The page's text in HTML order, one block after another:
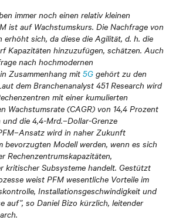
immer noch einen relativ kleinen
ist auf Wachstumskurs. Die Nachfrage von
erhöht sich, da diese die Agilität, d. h. die
Kapazitäten hinzuzufügen, schätzen. Auch
nach hochmodernen
Zusammenhang mit 5G gehört zu den
dem Branchenanalyst 451 Research wird
mit einer kumulierten
Wachstumsrate (CAGR) von 14,4 Prozent
und die 4,4-Mrd.–Dollar-Grenze
wird in naher Zukunft
bevorzugten Modell werden, wenn es sich
Rechenzentrumskapazitäten,
kritischer Subsysteme handelt. Gestützt
weist PFM wesentliche Vorteile im
Installationsgeschwindigkeit und
auf”, so Daniel Bizo kürzlich, leitender